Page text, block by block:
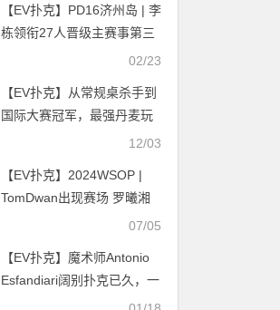
【EV扑克】PD16济州岛 | 李
栋领衔27人晋级主赛事第三
轮，豪客赛冠军Dietrich
一轮
02/23
【EV扑克】从常规桌杀手到
国际大赛冠军，最强丹麦玩
12/03
【EV扑克】2024WSOP |
TomDwan出现赛场 罗曦湘
深码晋级赛事#74 Day107/05
【EV扑克】魔术师Antonio
Esfandiari阔别扑克已久，一